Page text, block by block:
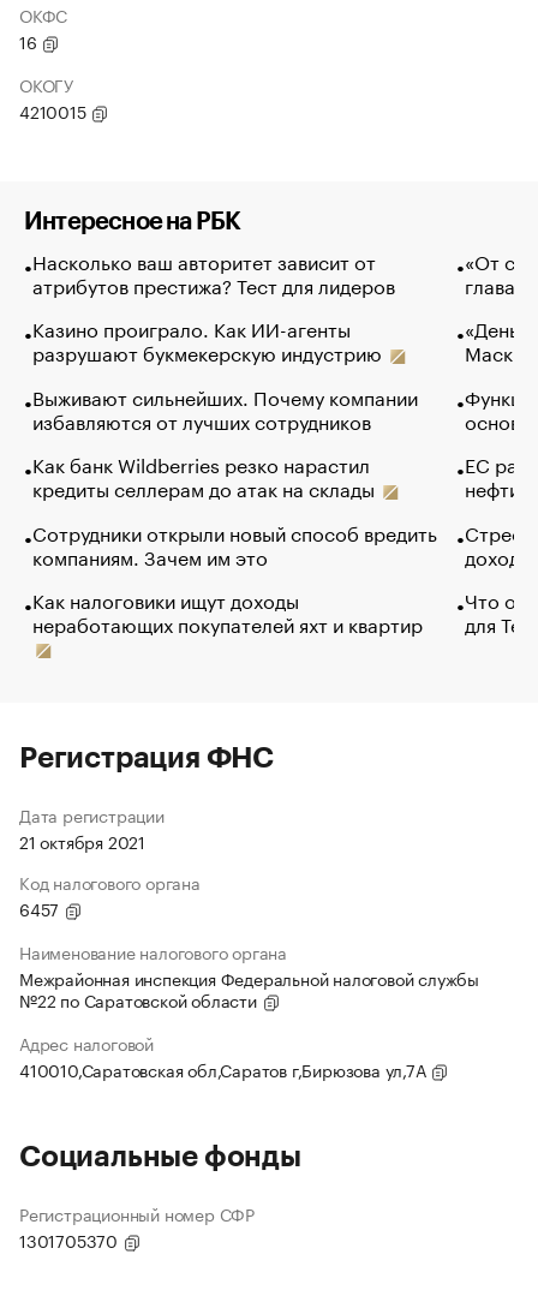
ОКФС
16
ОКОГУ
4210015
Интересное на РБК
Насколько ваш авторитет зависит от
атрибутов престижа? Тест для лидеров
Казино проиграло. Как ИИ-агенты
разрушают букмекерскую индустрию
Выживают сильнейших. Почему компании
избавляются от лучших сотрудников
Как банк Wildberries резко нарастил
кредиты селлерам до атак на склады
Сотрудники открыли новый способ вредить
компаниям. Зачем им это
Как налоговики ищут доходы
неработающих покупателей яхт и квартир
«От
глава
Маск в
основ
ЕС
нефти
Что
для
Регистрация ФНС
Дата регистрации
21 октября 2021
Код налогового органа
6457
Наименование налогового органа
Межрайонная инспекция Федеральной налоговой службы
№22 по Саратовской области
Адрес налоговой
410010,Саратовская обл,Саратов г,Бирюзова ул,7А
Социальные фонды
Регистрационный номер СФР
1301705370